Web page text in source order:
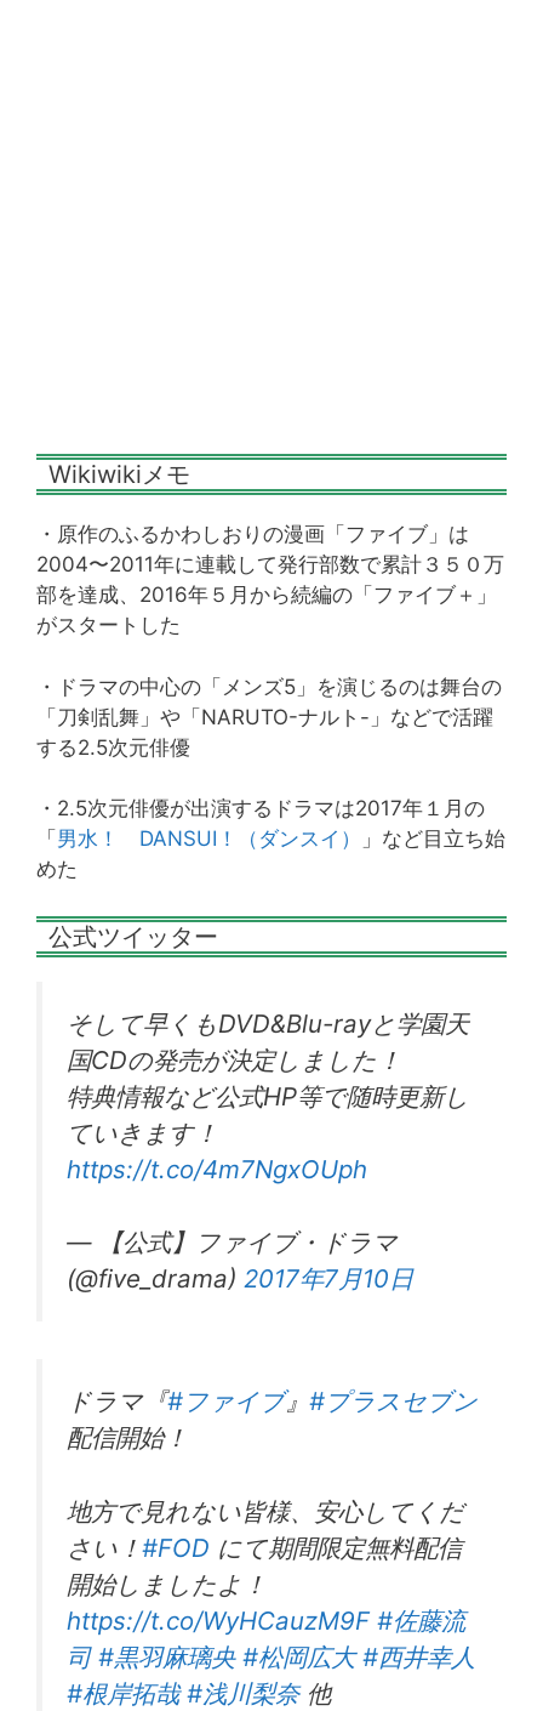
Wikiwikiメモ
・原作のふるかわしおりの漫画「ファイブ」は
2004〜2011年に連載して発行部数で累計３５０万
部を達成、2016年５月から続編の「ファイブ＋」
がスタートした
・ドラマの中心の「メンズ5」を演じるのは舞台の
「刀剣乱舞」や「NARUTO-ナルト-」などで活躍
する2.5次元俳優
・2.5次元俳優が出演するドラマは2017年１月の
「 男水！ DANSUI！（ダンスイ）
」など目立ち始
めた
公式ツイッター
そして早くもDVD&Blu-rayと学園天
国CDの発売が決定しました！
特典情報など公式HP等で随時更新し
ていきます！
https://t.co/4m7NgxOUph
— 【公式】ファイブ・ドラマ
(@five_drama) 2017年7月10日
ドラマ『#ファイブ』 #プラスセブン
配信開始！
地方で見れない皆様、安心してくだ
さい！ #FOD にて期間限定無料配信
開始しましたよ！
https://t.co/WyHCauzM9F #佐藤流
司 #黒羽麻璃央 #松岡広大 #西井幸人
#根岸拓哉 #浅川梨奈他